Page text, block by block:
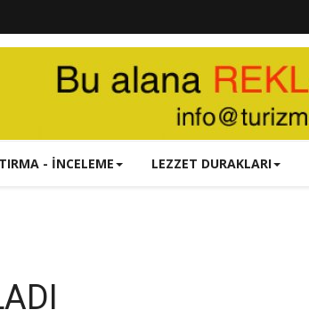
- İNCELEME LEZZET DURAKLARI